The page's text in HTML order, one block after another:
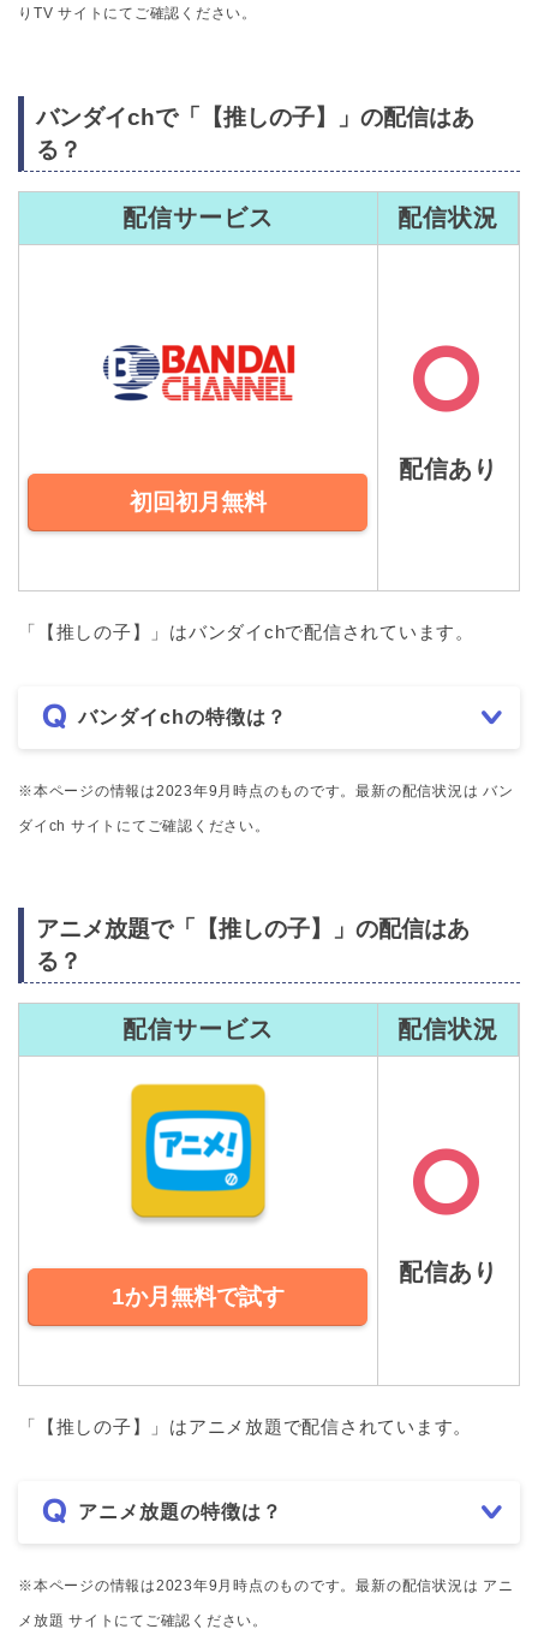
りTV サイトにてご確認ください。
バンダイchで「【推しの子】」の配信はあ
る？
配信サービス 配信状況
初回初月無料
配信あり
「【推しの子】」はバンダイchで配信されています。
バンダイchの特徴は？
※本ページの情報は2023年9月時点のものです。最新の配信状況は バン
ダイch サイトにてご確認ください。
アニメ放題で「【推しの子】」の配信はあ
る？
配信サービス 配信状況
1か月無料で試す
配信あり
「【推しの子】」はアニメ放題で配信されています。
アニメ放題の特徴は？
※本ページの情報は2023年9月時点のものです。最新の配信状況は アニ
メ放題 サイトにてご確認ください。